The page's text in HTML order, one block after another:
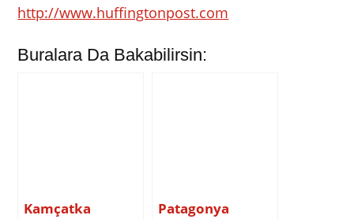
http://www.huffingtonpost.com
Buralara Da Bakabilirsin:
Kamçatka Patagonya